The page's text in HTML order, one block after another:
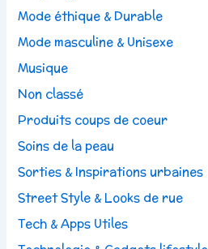
Mode éthique & Durable
Mode masculine & Unisexe
Musique
Non classé
Produits coups de coeur
Soins de la peau
Sorties & Inspirations urbaines
Street Style & Looks de rue
Tech & Apps Utiles